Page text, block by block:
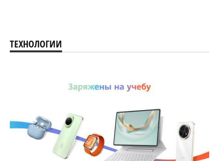
ТЕХНОЛОГИИ